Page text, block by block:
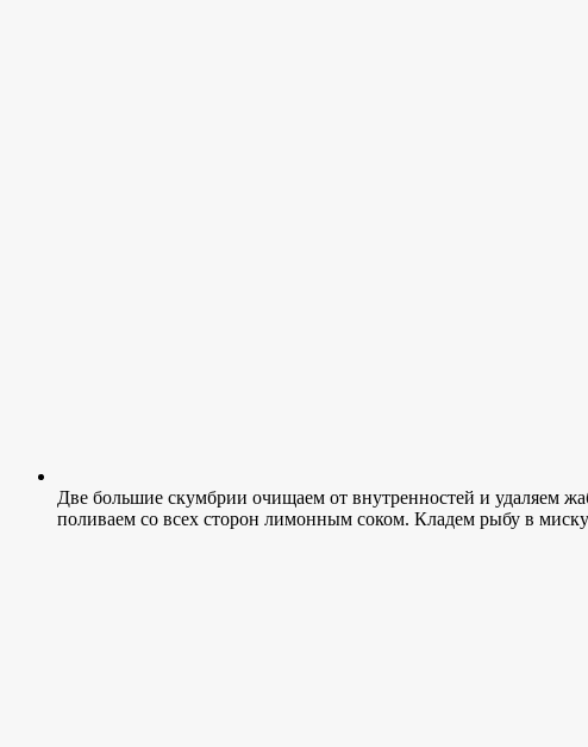
Две большие скумбрии очищаем от внутренностей и удаляем
поливаем со всех сторон лимонным соком. Кладем рыбу в